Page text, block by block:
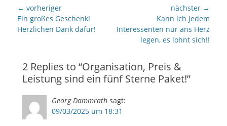
Beitragsnavigation
← vorheriger
Vorheriger
Beitrag:
Ein großes Geschenk!
Herzlichen Dank dafür!
nächster →
Beitrag:
Kann ich jedem
Interessenten nur ans Herz
legen, es lohnt sich!!
2 Replies to “Organisation, Preis &
Leistung sind ein fünf Sterne Paket!”
Georg Dammrath sagt:
09/03/2025 um 18:31